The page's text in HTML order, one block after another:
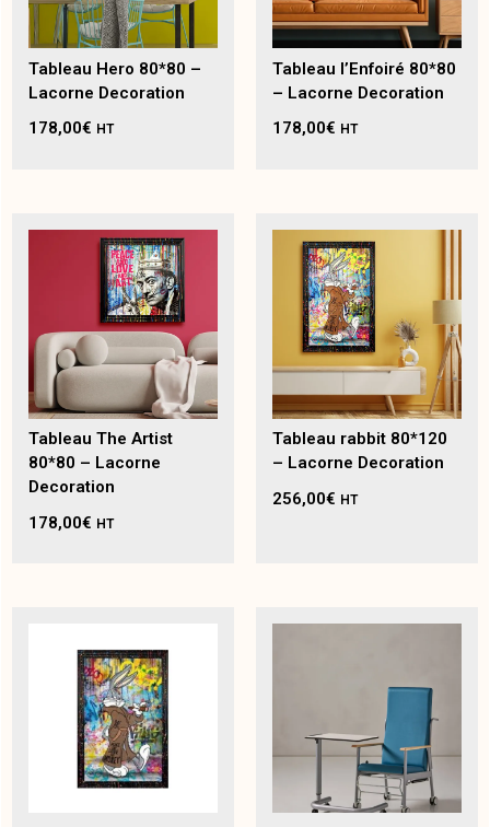
Tableau Hero 80*80 –
Lacorne Decoration
178,00€ HT
Tableau l’Enfoiré 80*80
– Lacorne Decoration
178,00€ HT
Tableau The Artist
80*80 – Lacorne
Decoration
178,00€ HT
Tableau rabbit 80*120
– Lacorne Decoration
256,00€ HT